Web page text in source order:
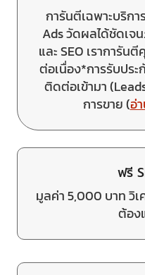
การันตีเฉพาะบริกา
Ads วัดผลได้ชัดเจ
และ SEO เราการั
ต่อเนื่อง*การรับปร
ติดต่อเข้ามา
การขาย (อ่
ฟรี
มูลค่า 5,000 บาท วิ
ต้อง